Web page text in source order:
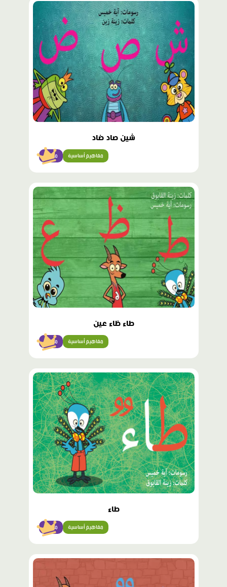
محتوى
شين صاد ضاد
مبتدئ مفاهيم أساسية
محتوى
مميّز
طاء ظاء عين
مبتدئ مفاهيم أساسية
محتوى
مميّز
طاء
مبتدئ مفاهيم أساسية
محتوى